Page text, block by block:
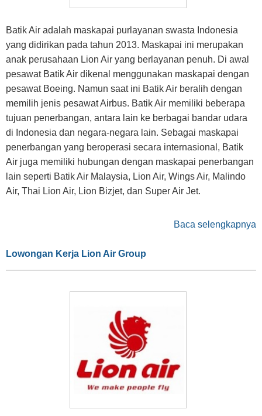
Batik Air adalah maskapai purlayanan swasta Indonesia
yang didirikan pada tahun 2013. Maskapai ini merupakan
anak perusahaan Lion Air yang berlayanan penuh. Di awal
pesawat Batik Air dikenal menggunakan maskapai dengan
pesawat Boeing. Namun saat ini Batik Air beralih dengan
memilih jenis pesawat Airbus. Batik Air memiliki beberapa
tujuan penerbangan, antara lain ke berbagai bandar udara
di Indonesia dan negara-negara lain. Sebagai maskapai
penerbangan yang beroperasi secara internasional, Batik
Air juga memiliki hubungan dengan maskapai penerbangan
lain seperti Batik Air Malaysia, Lion Air, Wings Air, Malindo
Air, Thai Lion Air, Lion Bizjet, dan Super Air Jet.
Baca selengkapnya
Lowongan Kerja Lion Air Group